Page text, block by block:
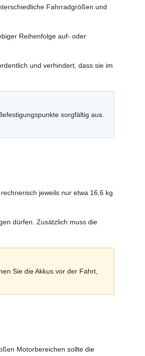
Fahrradgrößen und
Reihenfolge auf- oder
und verhindert, dass sie im
sorgfältig aus.
jeweils nur etwa 16,6 kg
dürfen. Zusätzlich muss die
Sie die Akkus vor der Fahrt,
Motorbereichen sollte die